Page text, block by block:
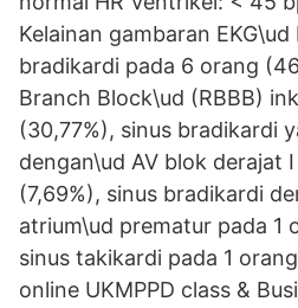
Kelainan gambaran
bradikardi pada 6 orang
Branch Block\ud (RBBB)
(30,77%), sinus bradikardi
dengan\ud AV blok derajat
(7,69%), sinus bradikardi
atrium\ud prematur pada 1
sinus takikardi pada 1
online UKMPPD class &